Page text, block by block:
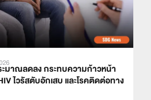
มาณลดลง กระทบความก้าวหน้า
ไวรัสตับอักเสบ และโรคติดต่อทาง